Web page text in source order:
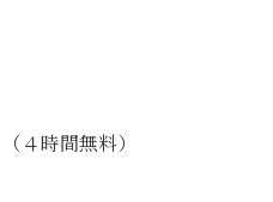
４時間無料）